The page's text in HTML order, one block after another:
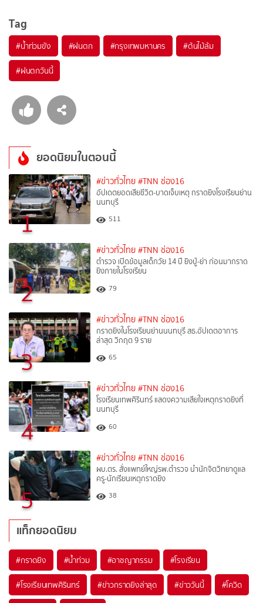
Tag
#น้ำท่วมขัง #ฝนตก #กรุงเทพมหานคร #ต้นไม้ล้ม
#ฝนตกวันนี้
ยอดนิยมในตอนนี้
1
#ข่าวทั่วไทย #TNN ช่อง16
อัปเดตยอดเสียชีวิต-บาดเจ็บเหตุ กราดยิงโรงเรียนย่าน
นนทบุรี
511
2
#ข่าวทั่วไทย #TNN ช่อง16
ตำรวจ เปิดข้อมูลเด็กวัย 14 ปี ยิงปู่-ย่า ก่อนมากราด
ยิงภายในโรงเรียน
79
3
#ข่าวทั่วไทย #TNN ช่อง16
กราดยิงในโรงเรียนย่านนนทบุรี สธ.อัปเดตอาการ
ล่าสุด วิกฤต 9 ราย
65
4
#ข่าวทั่วไทย #TNN ช่อง16
โรงเรียนเทพศิรินทร์ แสดงความเสียใจเหตุกราดยิงที่
นนทบุรี
60
5
#ข่าวทั่วไทย #TNN ช่อง16
ผบ.ตร. สั่งแพทย์ใหญ่รพ.ตำรวจ นำนักจิตวิทยาดูแล
ครู-นักเรียนเหตุกราดยิง
38
แท็กยอดนิยม
#กราดยิง #น้ำท่วม #อาชญากรรม #โรงเรียน
#โรงเรียนเทพศิรินทร์ #ข่าวกราดยิงล่าสุด #ข่าววันนี้ #โควิด